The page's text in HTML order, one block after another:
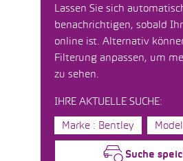
Lassen Sie sich
benachrichtigen, sobald
online ist. Alternativ
Filterung anpassen, um
zu sehen.
IHRE AKTUELLE SUCHE:
Marke : Bentley
Suche